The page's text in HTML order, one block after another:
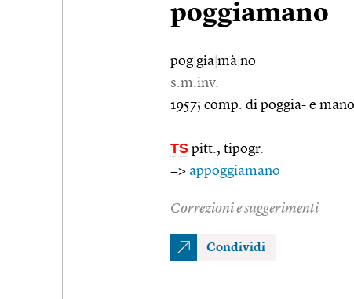
poggiamano
pog gia mà no
s.m.inv.
1957; comp. di poggia- e
TS pitt., tipogr.
=> appoggiamano
Correzioni e suggerimenti
Condividi